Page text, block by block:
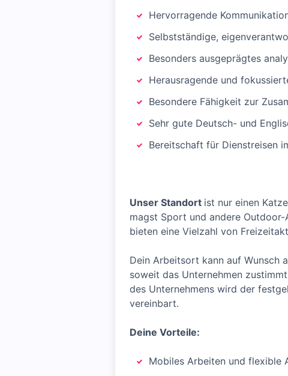
Hervorragende
Selbstständige,
Besonders ausgeprägtes
Herausragende und
Besondere Fähigkeit zur
Sehr gute Deutsch- und
Bereitschaft für Dienstreisen
Unser Standort ist nur einen
magst Sport und andere
bieten eine Vielzahl von
Dein Arbeitsort kann auf Wunsch
soweit das Unternehmen
des Unternehmens wird der
vereinbart.
Deine Vorteile:
Mobiles Arbeiten und flexible